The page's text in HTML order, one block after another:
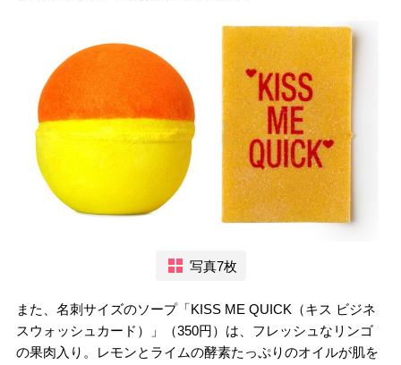
写真7枚
また、名刺サイズのソープ「KISS ME QUICK（キス ビジネ
スウォッシュカード）」（350円）は、フレッシュなリンゴ
の果肉入り。レモンとライムの酵素たっぷりのオイルが肌を